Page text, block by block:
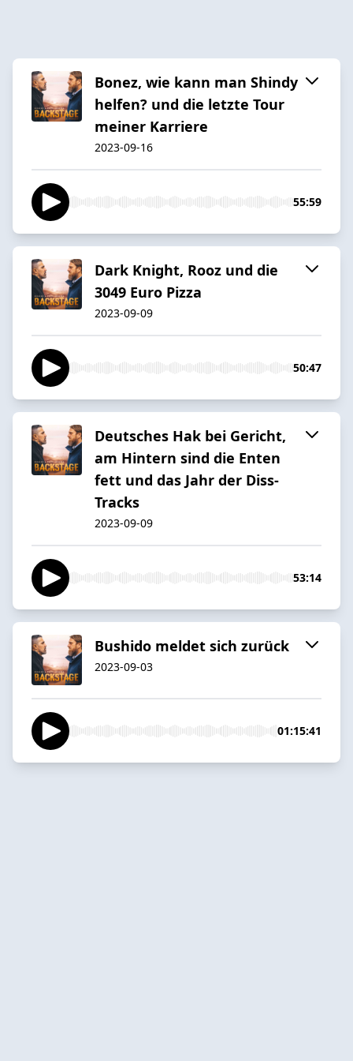
Bonez, wie kann man Shindy
helfen? und die letzte Tour
meiner Karriere
2023-09-16
55:59
Dark Knight, Rooz und die
3049 Euro Pizza
2023-09-09
50:47
Deutsches Hak bei Gericht,
am Hintern sind die Enten
fett und das Jahr der Diss-
Tracks
2023-09-09
53:14
Bushido meldet sich zurück
2023-09-03
01:15:41